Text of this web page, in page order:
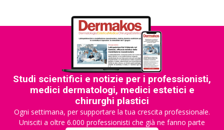
Studi scientifici e notizie per i professionisti,
medici dermatologi, medici estetici e
chirurghi plastici
Ogni settimana, per supportare la tua crescita professionale.
Unisciti a oltre 6.000 professionisti che già ne fanno parte